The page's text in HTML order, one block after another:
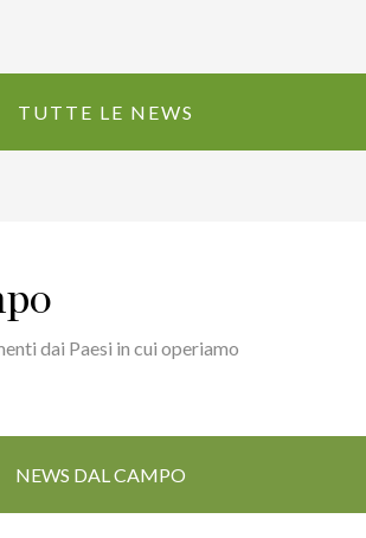
TUTTE LE NEWS
dai Paesi in cui operiamo
NEWS DAL CAMPO